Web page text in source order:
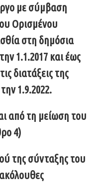
με σύμβαση
Ορισμένου
στη δημόσια
1.1.2017 και έως
διατάξεις της
1.9.2022.
από τη μείωση του
4)
της σύνταξης του